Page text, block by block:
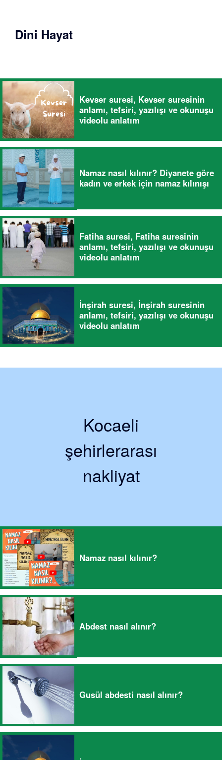
Dini Hayat
Kevser suresi, Kevser suresinin
anlamı, tefsiri, yazılışı ve okunuşu
videolu anlatım
Namaz nasıl kılınır? Diyanete göre
kadın ve erkek için namaz kılınışı
Fatiha suresi, Fatiha suresinin
anlamı, tefsiri, yazılışı ve okunuşu
videolu anlatım
İnşirah suresi, İnşirah suresinin
anlamı, tefsiri, yazılışı ve okunuşu
videolu anlatım
Kocaeli
şehirlerarası
nakliyat
Namaz nasıl kılınır?
Abdest nasıl alınır?
Gusül abdesti nasıl alınır?